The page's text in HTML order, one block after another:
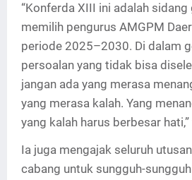
“Konferda XIII ini adalah
memilih pengurus AMGPM
periode 2025–2030. Di dalam
persoalan yang tidak bisa
jangan ada yang merasa
yang merasa kalah. Yang
yang kalah harus berbesar
Ia juga mengajak seluruh
cabang untuk sungguh-